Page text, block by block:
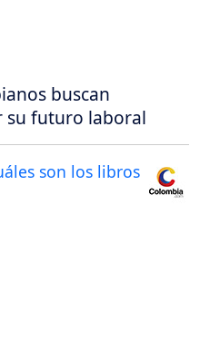
buscan
su futuro laboral